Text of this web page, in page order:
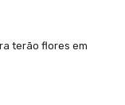
terão flores em